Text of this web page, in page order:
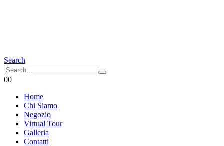
Search
00
Home
Chi Siamo
Negozio
Virtual Tour
Galleria
Contatti